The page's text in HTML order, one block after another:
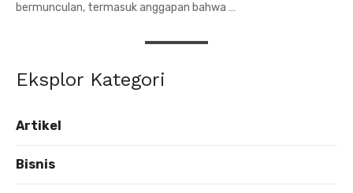
bermunculan, termasuk anggapan bahwa …
Eksplor Kategori
Artikel
Bisnis